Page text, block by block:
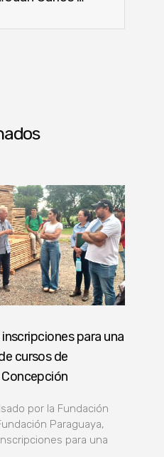
para una
cursos de
por la Fundación
Paraguaya,
para una